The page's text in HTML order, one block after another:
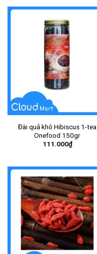
Đài quả khô Hibiscus 1-tea
Onefood 150gr
111.000₫